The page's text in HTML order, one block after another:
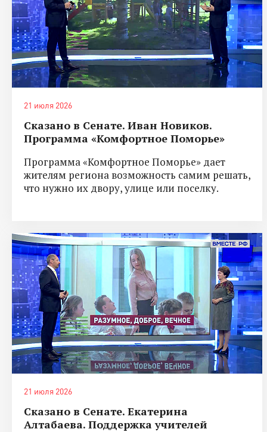
21 июля 2026
Сказано в Сенате. Иван Новиков.
Программа «Комфортное Поморье»
Программа «Комфортное Поморье» дает
жителям региона возможность самим решать,
что нужно их двору, улице или поселку.
21 июля 2026
Сказано в Сенате. Екатерина
Алтабаева. Поддержка учителей